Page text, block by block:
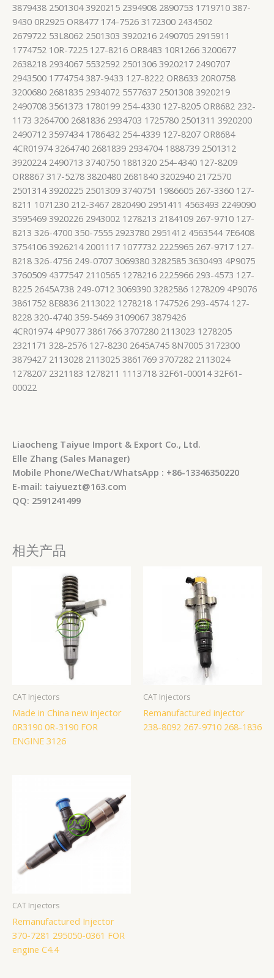
3879438 2501304 3920215 2394908 2890753 1719710 387-
9430 0R2925 OR8477 174-7526 3172300 2434502
2679722 53L8062 2501303 3920216 2490705 2915911
1774752 10R-7225 127-8216 OR8483 10R1266 3200677
2638218 2934067 5532592 2501306 3920217 2490707
2943500 1774754 387-9433 127-8222 OR8633 20R0758
3200680 2681835 2934072 5577637 2501308 3920219
2490708 3561373 1780199 254-4330 127-8205 OR8682 232-
1173 3264700 2681836 2934703 1725780 2501311 3920200
2490712 3597434 1786432 254-4339 127-8207 OR8684
4CR01974 3264740 2681839 2934704 1888739 2501312
3920224 2490713 3740750 1881320 254-4340 127-8209
OR8867 317-5278 3820480 2681840 3202940 2172570
2501314 3920225 2501309 3740751 1986605 267-3360 127-
8211 1071230 212-3467 2820490 2951411 4563493 2249090
3595469 3920226 2943002 1278213 2184109 267-9710 127-
8213 326-4700 350-7555 2923780 2951412 4563544 7E6408
3754106 3926214 2001117 1077732 2225965 267-9717 127-
8218 326-4756 249-0707 3069380 3282585 3630493 4P9075
3760509 4377547 2110565 1278216 2225966 293-4573 127-
8225 2645A738 249-0712 3069390 3282586 1278209 4P9076
3861752 8E8836 2113022 1278218 1747526 293-4574 127-
8228 320-4740 359-5469 3109067 3879426
4CR01974 4P9077 3861766 3707280 2113023 1278205
2321171 328-2576 127-8230 2645A745 8N7005 3172300
3879427 2113028 2113025 3861769 3707282 2113024
1278207 2321183 1278211 1113718 32F61-00014 32F61-
00022
Liaocheng Taiyue Import & Export Co., Ltd.
Elle Zhang (Sales Manager)
Mobile Phone/WeChat/WhatsApp : +86-13346350220
E-mail: taiyuezt@163.com
QQ: 2591241499
相关产品
CAT Injectors
Made in China new injector
0R3190 0R-3190 FOR
ENGINE 3126
CAT Injectors
Remanufactured injector
238-8092 267-9710 268-1836
CAT Injectors
Remanufactured Injector
370-7281 295050-0361 FOR
engine C4.4